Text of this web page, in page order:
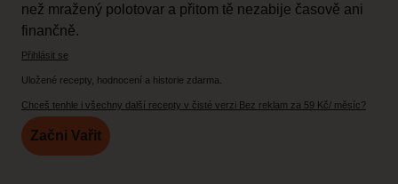
než mražený polotovar a přitom tě nezabije časově ani
finančně.
Přihlásit se
Uložené recepty, hodnocení a historie zdarma.
Chceš tenhle i všechny další recepty v čisté verzi Bez reklam za 59 Kč/ měsíc?
Začni Vařit